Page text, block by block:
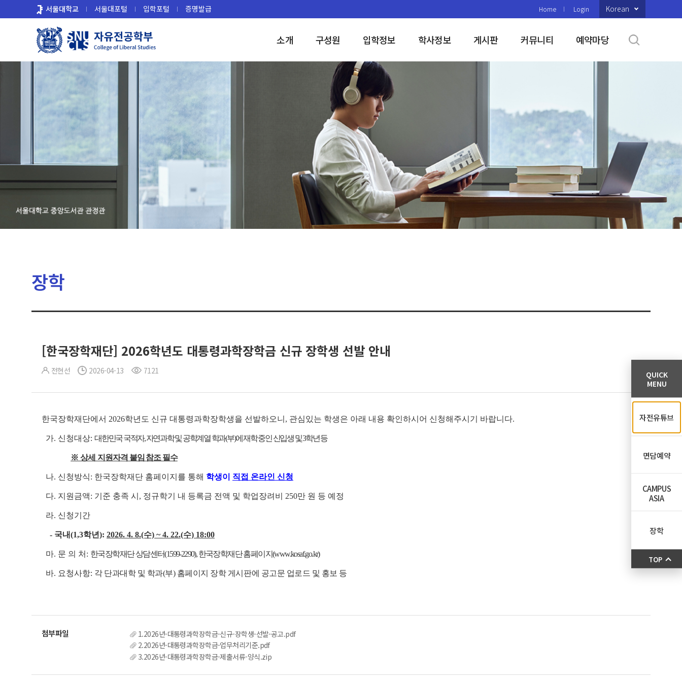
로
서울대학교 서울대포털 입학포털 증명발급 Home Login Korean
소개 구성원 입학정보 학사정보 게시판 커뮤니티 예약마당
장학
[한국장학재단] 2026학년도 대통령과학장학금 신규 장학생 선발 안내
전현선 2026-04-13 7121
한국장학재단에서 2026학년도 신규 대통령과학장학생을 선발하오니, 관심있는 학생은 아래 내용 확인하시어 신청해주시기 바랍니다.
가. 신청대상: 대한민국 국적자, 자연과학 및 공학계열 학과(부)에 재학 중인 신입생 및 3학년등
※ 상세 지 원자격 붙임 참조 필수
나. 신청방식: 한국장학재단 홈페이지를 통해 학생이 직접 온라인 신청
다. 지원금액: 기준 충족 시, 정규학기 내 등록금 전액 및 학업장려비 250만 원 등 예정
라. 신청기간
- 국내(1,3학년): 2026. 4. 8.(수) ~ 4. 22.(수) 18:00
마. 문 의 처: 한국장학재단 상담센터(1599-2290), 한국장학재단 홈페이지(www.kosaf.go.kr)
바. 요청사항: 각 단과대학 및 학과(부) 홈페이지 장학 게시판에 공고문 업로드 및 홍보 등
1.2026년-대통령과학장학금-신규-장학생-선발-공고.pdf
2.2026년-대통령과학장학금-업무처리기준.pdf
3.2026년-대통령과학장학금-제출서류-양식.zip
QUICK
MENU
자전유튜브
면담예약
CAMPUS
ASIA
장학
TOP